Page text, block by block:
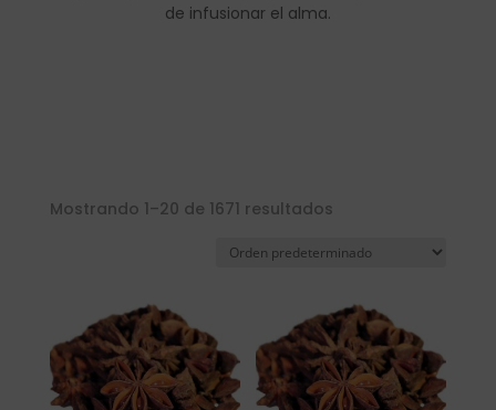
de infusionar el alma.
Mostrando 1–20 de 1671 resultados